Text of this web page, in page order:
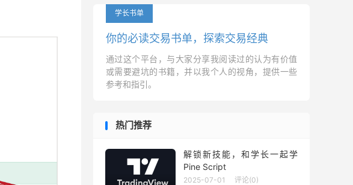
学长书单
你的必读交易书单，探索交易经典
通过这个平台，与大家分享我阅读过的认为有价值
或需要避坑的书籍，并以我个人的视角，提供一些
参考和指引。
热门推荐
解锁新技能，和学长一起学
Pine Script
2025-07-01 评论(0)